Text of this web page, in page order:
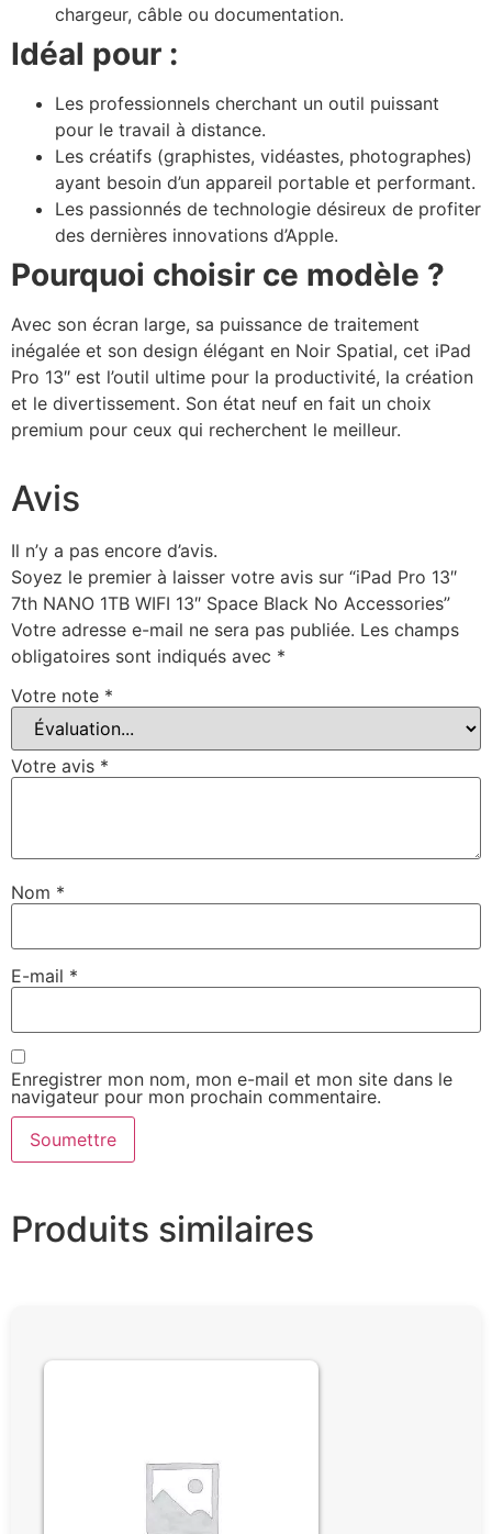
chargeur, câble ou documentation.
Idéal pour :
Les professionnels cherchant un outil puissant
pour le travail à distance.
Les créatifs (graphistes, vidéastes, photographes)
ayant besoin d’un appareil portable et performant.
Les passionnés de technologie désireux de profiter
des dernières innovations d’Apple.
Pourquoi choisir ce modèle ?
Avec son écran large, sa puissance de traitement
inégalée et son design élégant en Noir Spatial, cet iPad
Pro 13″ est l’outil ultime pour la productivité, la création
et le divertissement. Son état neuf en fait un choix
premium pour ceux qui recherchent le meilleur.
Avis
Il n’y a pas encore d’avis.
Soyez le premier à laisser votre avis sur “iPad Pro 13″
7th NANO 1TB WIFI 13″ Space Black No Accessories”
Votre adresse e-mail ne sera pas publiée. Les champs
obligatoires sont indiqués avec *
Votre note *
Votre avis *
Nom *
E-mail *
Enregistrer mon nom, mon e-mail et mon site dans le
navigateur pour mon prochain commentaire.
Produits similaires